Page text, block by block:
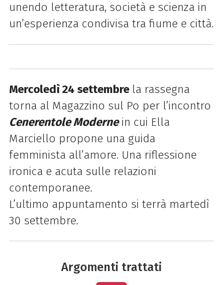
unendo letteratura, società e scienza in
un’esperienza condivisa tra fiume e città.
Mercoledì 24 settembre la rassegna
torna al Magazzino sul Po per l’incontro
Cenerentole Modernein cui Ella
Marciello propone una guida
femminista all’amore. Una riflessione
ironica e acuta sulle relazioni
contemporanee.
L’ultimo appuntamento si terrà martedì
30 settembre.
Argomenti trattati